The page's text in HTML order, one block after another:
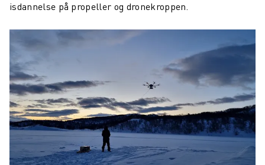
isdannelse på propeller og dronekroppen.